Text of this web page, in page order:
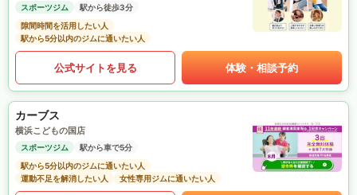
スポーツジム
駅から徒歩3分
隙間時間を活用したい人
駅から5分以内のジムに通いたい人
公式サイトを見る 体験・相談予約
カーブス
横浜こどもの国店
スポーツジム
駅から車で5分
駅から5分以内のジムに通いたい人
運動不足を解消したい人
女性専用ジムに通いたい人